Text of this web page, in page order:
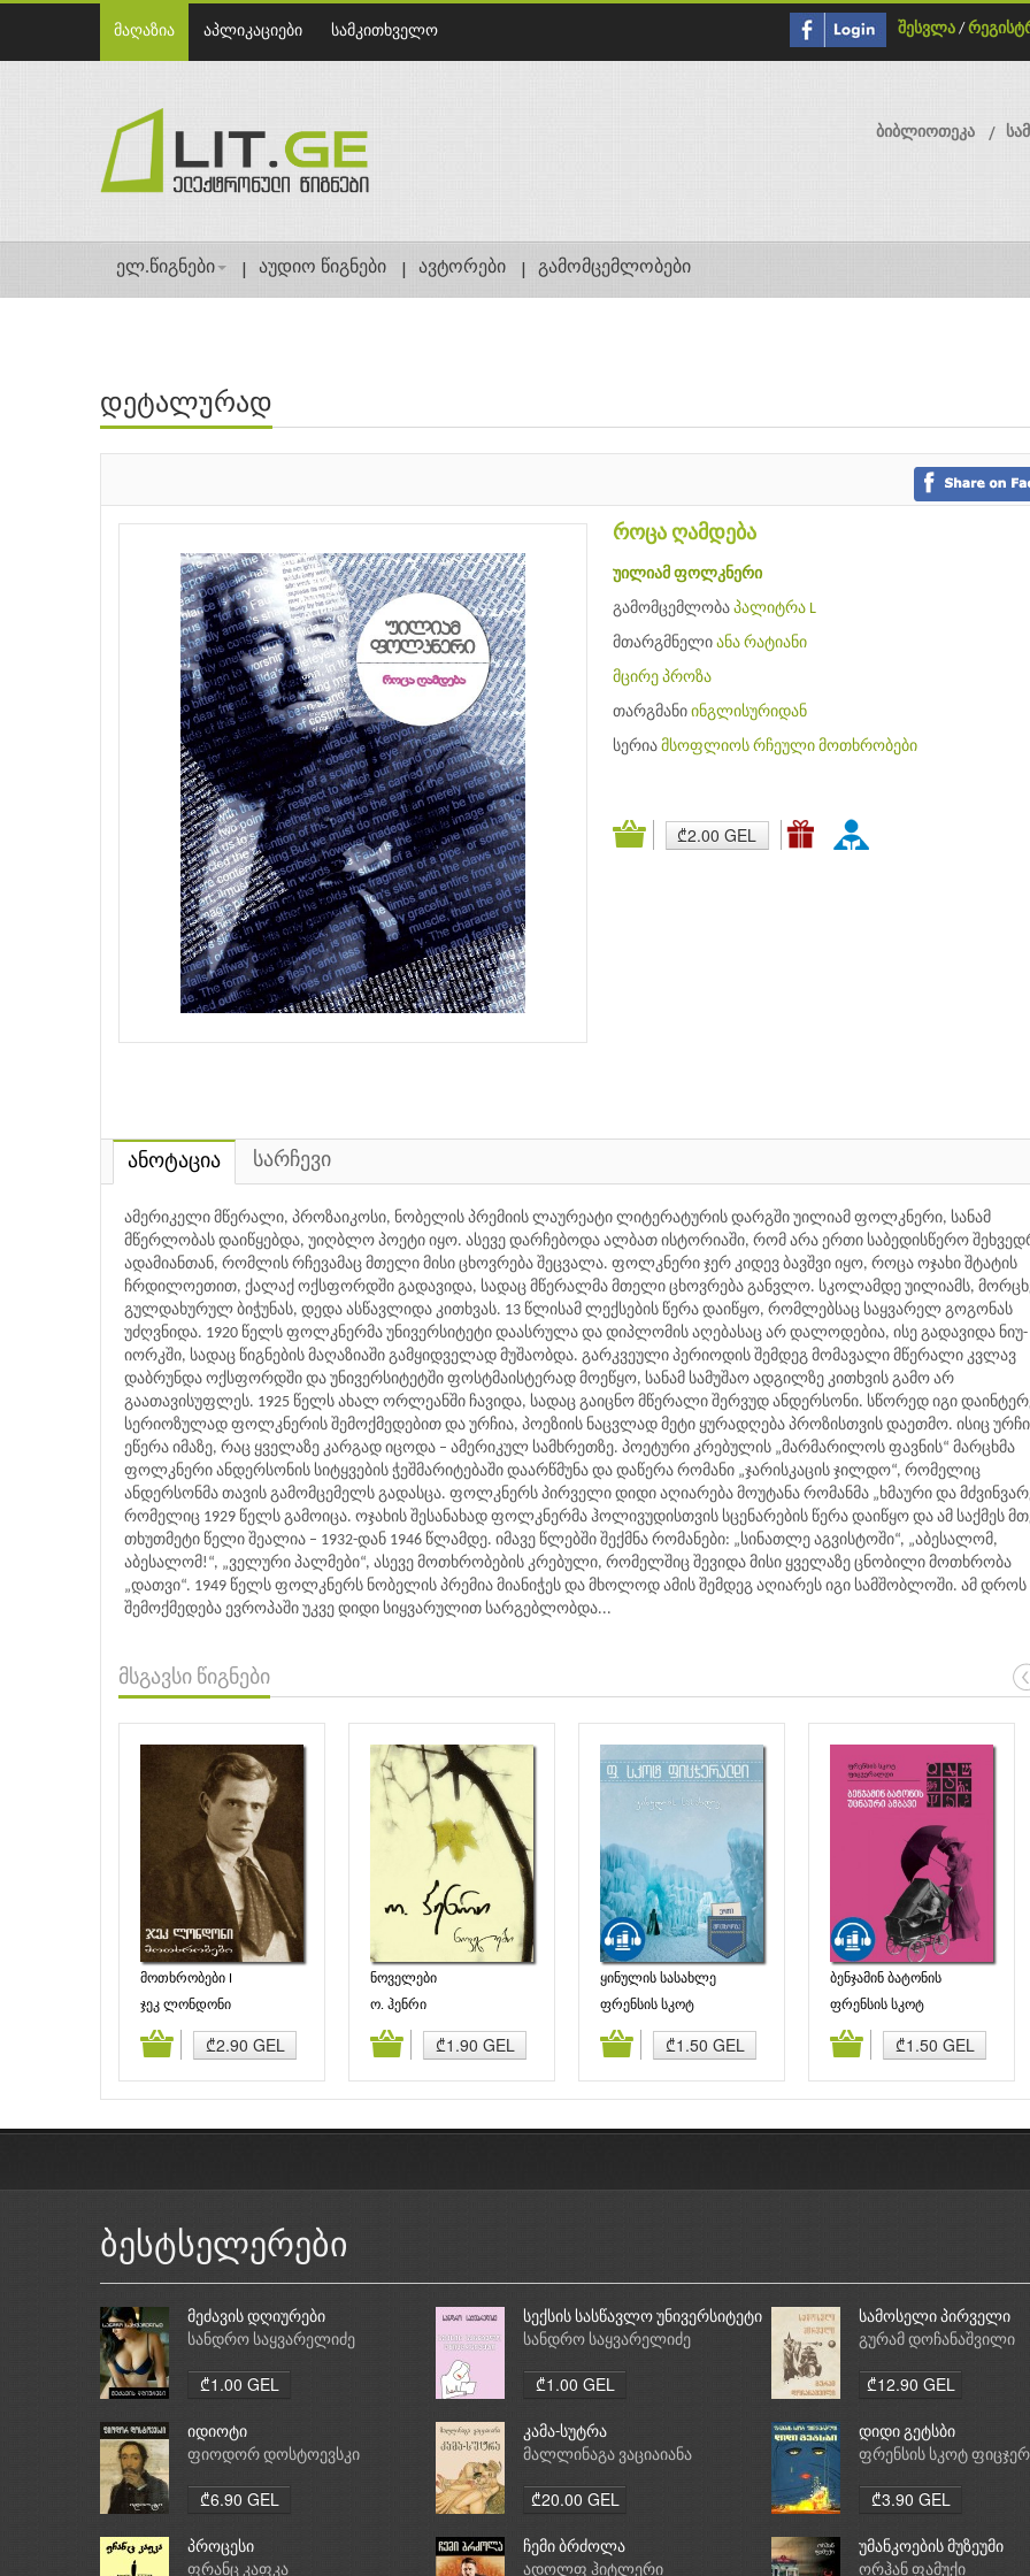
მაღაზია აპლიკაციები სამკითხველო შესვლა /
ბიბლიოთეკა
ელ.წიგნები აუდიო წიგნები ავტორები გამომცემლობები
დეტალურად
როცა ღამდება
უილიამ ფოლკნერი
გამომცემლობა პალიტრა L
მთარგმნელი ანა რატიანი
მცირე პროზა
თარგმანი ინგლისურიდან
სერია მსოფლიოს რჩეული მოთხრობები
₾2.00 GEL
ანოტაცია სარჩევი
ამერიკელი მწერალი, პროზაიკოსი, ნობელის პრემიის ლაურეატი ლიტერატურის დარგში უილიამ ფოლკნერი, სანამ
მწერლობას დაიწყებდა, უიღბლო პოეტი იყო. ასევე დარჩებოდა ალბათ ისტორიაში, რომ არა ერთი საბედისწერო
ადამიანთან, რომლის რჩევამაც მთელი მისი ცხოვრება შეცვალა. ფოლკნერი ჯერ კიდევ ბავშვი იყო, როცა ოჯახი შტატის
ჩრდილოეთით, ქალაქ ოქსფორდში გადავიდა, სადაც მწერალმა მთელი ცხოვრება განვლო. სკოლამდე უილიამს,
გულდახურულ ბიჭუნას, დედა ასწავლიდა კითხვას. 13 წლისამ ლექსების წერა დაიწყო, რომლებსაც საყვარელ გოგონას
უძღვნიდა. 1920 წელს ფოლკნერმა უნივერსიტეტი დაასრულა და დიპლომის აღებასაც არ დალოდებია, ისე გადავიდა ნიუ-
იორკში, სადაც წიგნების მაღაზიაში გამყიდველად მუშაობდა. გარკვეული პერიოდის შემდეგ მომავალი მწერალი კვლავ
დაბრუნდა ოქსფორდში და უნივერსიტეტში ფოსტმაისტერად მოეწყო, სანამ სამუშაო ადგილზე კითხვის გამო არ
გაათავისუფლეს. 1925 წელს ახალ ორლეანში ჩავიდა, სადაც გაიცნო მწერალი შერვუდ ანდერსონი. სწორედ იგი
სერიოზულად ფოლკნერის შემოქმედებით და ურჩია, პოეზიის ნაცვლად მეტი ყურადღება პროზისთვის დაეთმო. ისიც
ეწერა იმაზე, რაც ყველაზე კარგად იცოდა – ამერიკულ სამხრეთზე. პოეტური კრებულის „მარმარილოს ფავნის“ მარცხმა
ფოლკნერი ანდერსონის სიტყვების ჭეშმარიტებაში დაარწმუნა და დაწერა რომანი „ჯარისკაცის ჯილდო“, რომელიც
ანდერსონმა თავის გამომცემელს გადასცა. ფოლკნერს პირველი დიდი აღიარება მოუტანა რომანმა „ხმაური და
რომელიც 1929 წელს გამოიცა. ოჯახის შესანახად ფოლკნერმა ჰოლივუდისთვის სცენარების წერა დაიწყო და ამ საქმეს
თხუთმეტი წელი შეალია – 1932-დან 1946 წლამდე. იმავე წლებში შექმნა რომანები: „სინათლე აგვისტოში“, „აბესალომ,
აბესალომ!“, „ველური პალმები“, ასევე მოთხრობების კრებული, რომელშიც შევიდა მისი ყველაზე ცნობილი მოთხრობა
„დათვი“. 1949 წელს ფოლკნერს ნობელის პრემია მიანიჭეს და მხოლოდ ამის შემდეგ აღიარეს იგი სამშობლოში. ამ დროს
შემოქმედება ევროპაში უკვე დიდი სიყვარულით სარგებლობდა...
მსგავსი წიგნები
მოთხრობები I
ჯეკ ლონდონი
₾2.90 GEL
ნოველები
ო. ჰენრი
₾1.90 GEL
ყინულის სასახლე
ფრენსის სკოტ
ფიცჯერალდი
₾1.50 GEL
ბენჯამინ ბატონის
უცნაური ამბავი
ფრენსის სკოტ
ფიცჯერალდი
₾1.50 GEL
კალათაში დამატება კალათაში დამატება კალათაში დამატება კალათაში დამატება
ბესტსელერები
მეძავის დღიურები
სანდრო საყვარელიძე
₾1.00 GEL
სექსის სასწავლო უნივერსიტეტი
სანდრო საყვარელიძე
₾1.00 GEL
სამოსელი პირველი
გურამ დოჩანაშვილი
₾12.90 GEL
იდიოტი
ფიოდორ დოსტოევსკი
₾6.90 GEL
კამა-სუტრა
მალლინაგა ვაციაიანა
₾20.00 GEL
დიდი გეტსბი
ფრენსის სკოტ
₾3.90 GEL
პროცესი
ფრანც კაფკა
ჩემი ბრძოლა
ადოლფ ჰიტლერი
უმანკოების მუზეუმი
ორჰან ფამუქი